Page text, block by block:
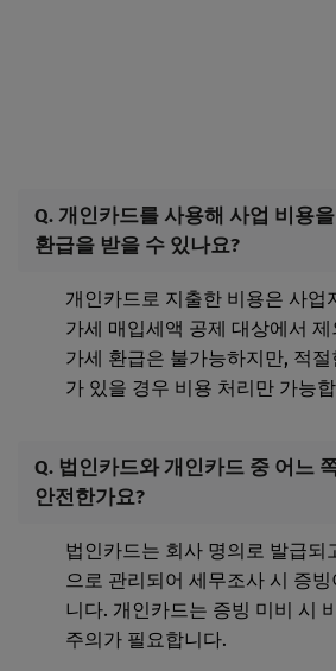
Q. 개인카드를 사용해 사업 비용
환급을 받을 수 있나요?
개인카드로 지출한 비용은 사업
가세 매입세액 공제 대상에서
가세 환급은 불가능하지만, 적
가 있을 경우 비용 처리만 가능
Q. 법인카드와 개인카드 중 어느
안전한가요?
법인카드는 회사 명의로 발급되
으로 관리되어 세무조사 시 증
니다. 개인카드는 증빙 미비 시
주의가 필요합니다.